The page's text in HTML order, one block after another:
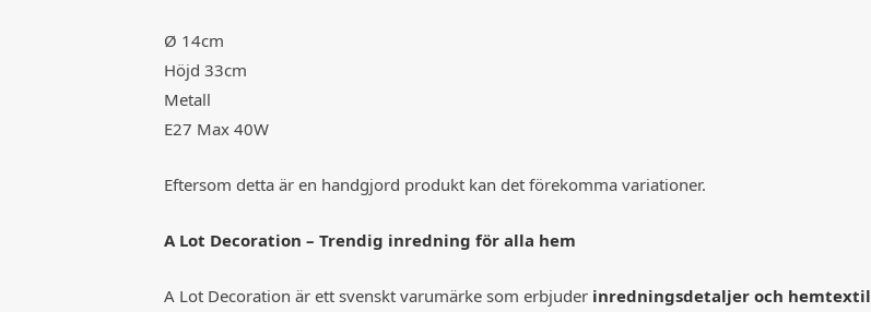
Ø 14cm
Höjd 33cm
Metall
E27 Max 40W
Eftersom detta är en handgjord produkt kan det förekomma variationer.
A Lot Decoration – Trendig inredning för alla hem
A Lot Decoration är ett svenskt varumärke som erbjuder inredningsdetaljer och hemtextil